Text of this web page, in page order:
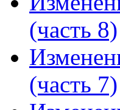
(часть 8)
(часть 7)